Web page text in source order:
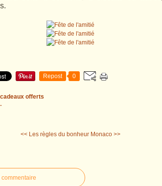
Repost 0
cadeaux offerts
<< Les règles du bonheur Monaco >>